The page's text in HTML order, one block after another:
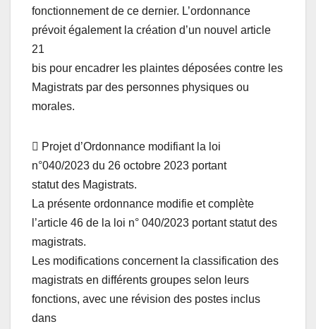
fonctionnement de ce dernier. L’ordonnance
prévoit également la création d’un nouvel article
21
bis pour encadrer les plaintes déposées contre les
Magistrats par des personnes physiques ou
morales.
 Projet d’Ordonnance modifiant la loi
n°040/2023 du 26 octobre 2023 portant
statut des Magistrats.
La présente ordonnance modifie et complète
l’article 46 de la loi n° 040/2023 portant statut des
magistrats.
Les modifications concernent la classification des
magistrats en différents groupes selon leurs
fonctions, avec une révision des postes inclus
dans